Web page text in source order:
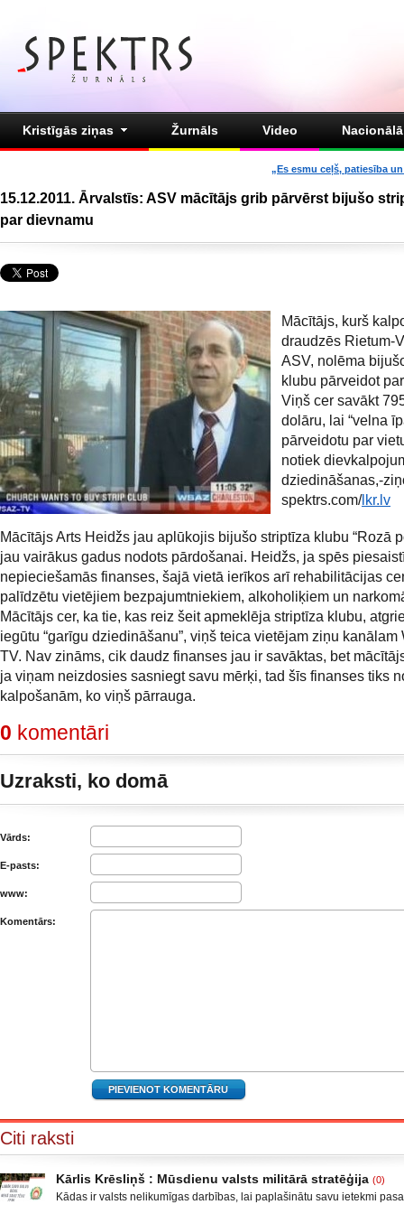
Kristīgās ziņas Žurnāls Video
„Es esmu ceļš, patiesība
15.12.2011. Ārvalstīs: ASV mācītājs grib pārvērst bijušo
par dievnamu
Mācītājs, kurš
draudzēs Rietum-
ASV, nolēma
klubu pārveidot
Viņš cer savākt
dolāru, lai “velna
pārveidotu par
notiek
dziedināšanas,-
spektrs.com/lkr.lv
Mācītājs Arts Heidžs jau aplūkojis bijušo striptīza klubu “Rozā
jau vairākus gadus nodots pārdošanai. Heidžs, ja spēs
nepieciešamās finanses, šajā vietā ierīkos arī rehabilitācijas
palīdzētu vietējiem bezpajumtniekiem, alkoholiķiem un
Mācītājs cer, ka tie, kas reiz šeit apmeklēja striptīza klubu,
iegūtu “garīgu dziedināšanu”, viņš teica vietējam ziņu kanālam
TV. Nav zināms, cik daudz finanses jau ir savāktas, bet
ja viņam neizdosies sasniegt savu mērķi, tad šīs finanses tiks
kalpošanām, ko viņš pārrauga.
0 komentāri
Uzraksti, ko domā
Vārds:
E-pasts:
www:
Komentārs:
Citi raksti
Kārlis Krēsliņš : Mūsdienu valsts militārā stratēģija (0)
Kādas ir valsts nelikumīgas darbības, lai paplašinātu savu ietekmi